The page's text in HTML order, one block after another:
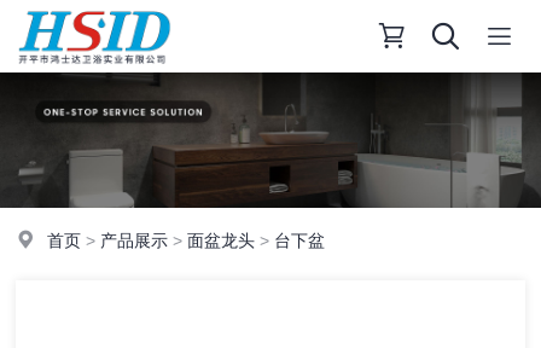
首页 > 产品展示 >面盆龙头 > 台下盆